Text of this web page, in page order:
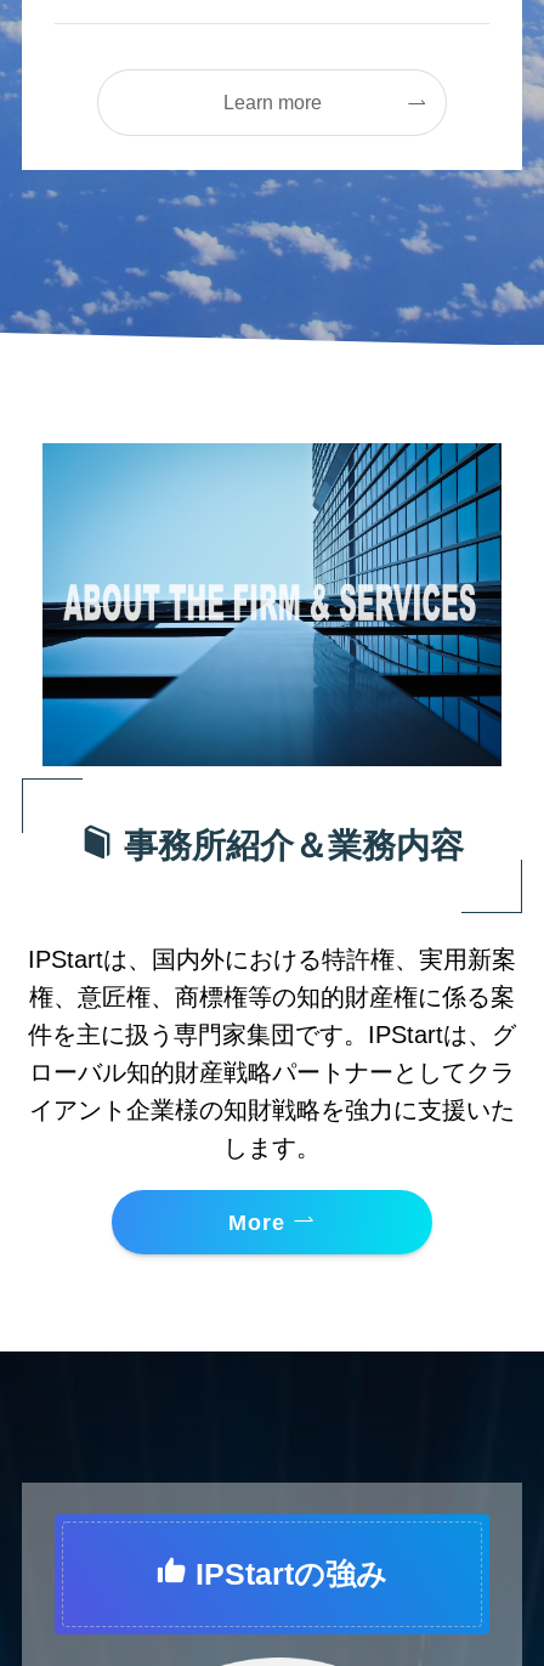
Learn more
事務所紹介＆業務内容
IPStartは、国内外における特許権、実用新案
権、意匠権、商標権等の知的財産権に係る案
件を主に扱う専門家集団です。IPStartは、グ
ローバル知的財産戦略パートナーとしてクラ
イアント企業様の知財戦略を強力に支援いた
します。
More
IPStartの強み